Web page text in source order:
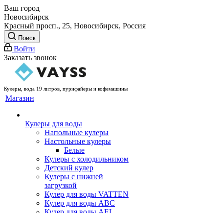
Ваш город
Новосибирск
Красный просп., 25, Новосибирск, Россия
Поиск
Войти
Заказать звонок
Кулеры, вода 19 литров, пурифайеры и кофемашины
Магазин
Кулеры для воды
Напольные кулеры
Настольные кулеры
Белые
Кулеры с холодильником
Детский кулер
Кулеры с нижней
загрузкой
Кулер для воды VATTEN
Кулер для воды ABC